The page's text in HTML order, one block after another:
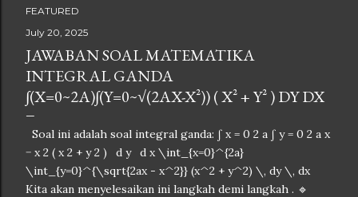
s
t
s
FEATURED
July 20, 2025
JAWABAN SOAL MATEMATIKA
INTEGRAL GANDA
∫(X=0~2A)∫(Y=0~√(2AX-X²)) ( X² + Y² ) DY DX
Soal ini adalah soal integral ganda: ∫ x = 0 2 a ∫ y = 0 2 a x
− x 2 ( x 2 + y 2 ) d y d x \int_{x=0}^{2a}
\int_{y=0}^{\sqrt{2ax - x^2}} (x^2 + y^2) \, dy \, dx
Kita akan menyelesaikan ini langkah demi langkah . 🔹